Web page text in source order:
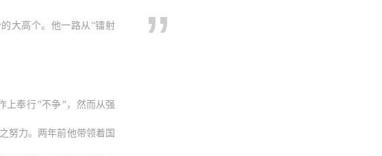
大高个。他一路从“镭射
上奉行”不争” ，然而从强
努力。两年前他带领着国